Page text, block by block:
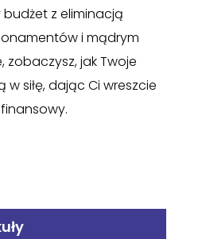
budżet z eliminacją
i mądrym
zobaczysz, jak Twoje
siłę, dając Ci wreszcie